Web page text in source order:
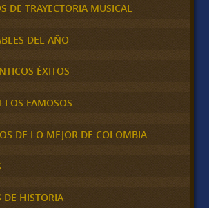
DE TRAYECTORIA MUSICAL
DEL AÑO
ÉXITOS
FAMOSOS
DE LO MEJOR DE COLOMBIA
DE HISTORIA